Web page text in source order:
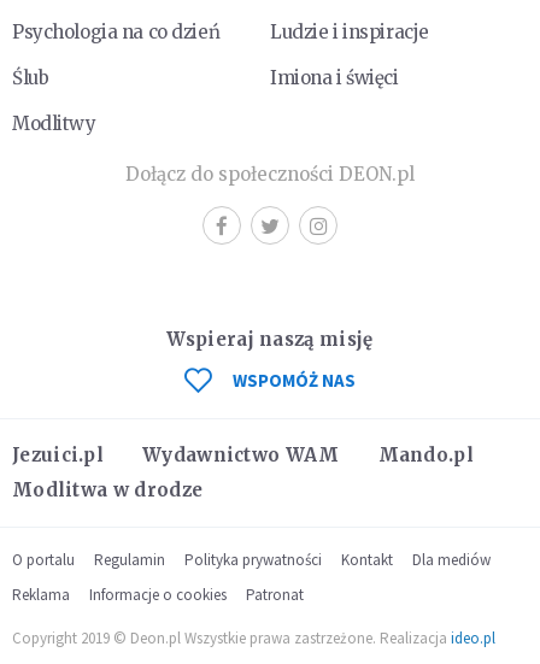
Psychologia na co dzień
Ludzie i inspiracje
Ślub
Imiona i święci
Modlitwy
Dołącz do społeczności DEON.pl
Jezuici.pl Wydawnictwo WAM
Mando.pl
Modlitwa w drodze
Wspieraj naszą misję
WSPOMÓŻ NAS
O portalu Regulamin Polityka prywatności Kontakt
Dla mediów
Reklama
Informacje o cookies Patronat
Copyright 2019 © Deon.pl Wszystkie prawa zastrzeżone. Realizacja ideo.pl